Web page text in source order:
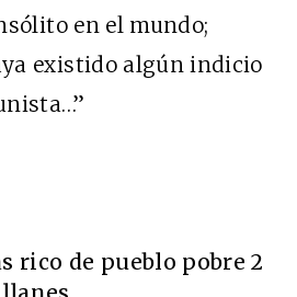
en el mundo;
existido algún indicio
rico de pueblo pobre 2